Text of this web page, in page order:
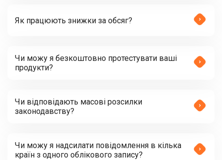
Як працюють знижки за обсяг?
Чи можу я безкоштовно протестувати ваші
продукти?
Чи відповідають масові розсилки
законодавству?
Чи можу я надсилати повідомлення в кілька
країн з одного облікового запису?